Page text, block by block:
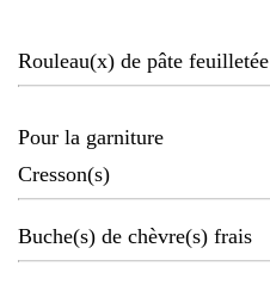
Rouleau(x) de pâte feuilletée
Pour la garniture
Cresson(s)
Buche(s) de chèvre(s) frais